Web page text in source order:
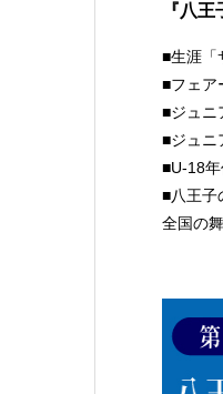
『八
■生涯「
■フェア
■ジュニ
■ジュニ
■U-18年
■八王子
全国の